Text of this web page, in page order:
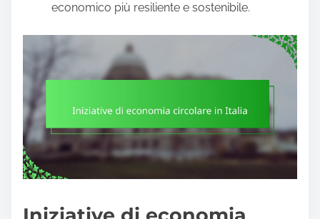
economico più resiliente e sostenibile.